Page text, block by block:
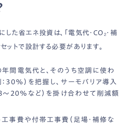
た省エネ投資は、「電気代・CO₂・補
ットで設計する必要があります。
年間電気代と、そのうち空調に使わ
30％）を把握し、サーモバリア導入
〜20％など）を掛け合わせて削減額
工事費や付帯工事費（足場・補修な